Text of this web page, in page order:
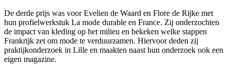
De derde prijs was voor Evelien de Waard en Flore de Rijke met
hun profielwerkstuk La mode durable en France. Zij onderzochten
de impact van kleding op het milieu en bekeken welke stappen
Frankrijk zet om mode te verduurzamen. Hiervoor deden zij
praktijkonderzoek in Lille en maakten naast hun onderzoek ook een
eigen magazine.